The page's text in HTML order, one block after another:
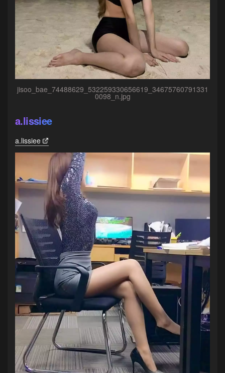
jisoo_bae_74488629_532259330656619_34675760791331
0098_n.jpg
a.lissiee
a.lissiee